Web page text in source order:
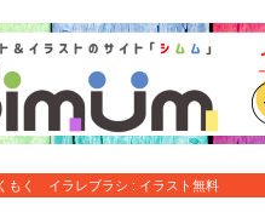
く イラレブラシ : イラスト無料